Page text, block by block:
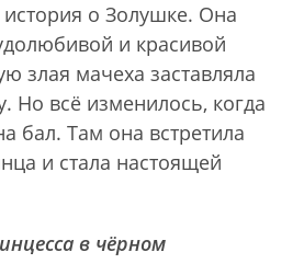
о Золушке. Она
и красивой
злая мачеха заставляла
Но всё изменилось, когда
бал. Там она встретила
и стала настоящей
в чёрном